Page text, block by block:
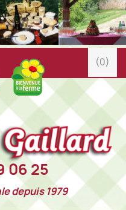
(0)
06 25
depuis 1979